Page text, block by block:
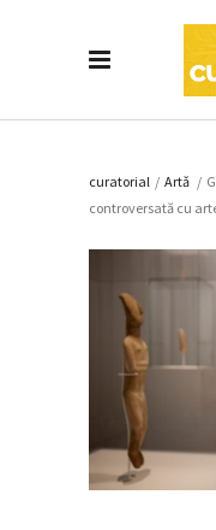
curatorial / Artǎ /
controversată cu